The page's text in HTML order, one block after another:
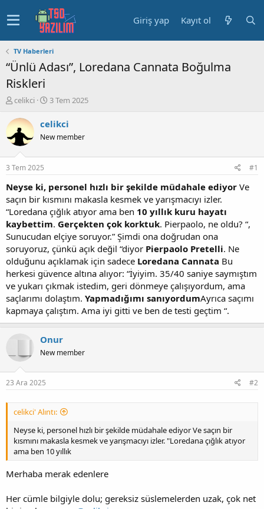
Giriş yap Kayıt ol
TV Haberleri
“Ünlü Adası”, Loredana Cannata Boğulma
Riskleri
K
n
u
y
b
a
ş
a
t
a
n
celikci
B
ş
a
ç
t
a
r
i
h
3 Tem 2025
celikci
New member
3 Tem 2025 #1
Neyse ki, personel hızlı bir şekilde müdahale ediyor Ve
saçın bir kısmını makasla kesmek ve yarışmacıyı izler.
“Loredana çığlık atıyor ama ben 10 yıllık kuru hayatı
kaybettim. Gerçekten çok korktuk. Pierpaolo, ne oldu? “,
Sunucudan elçiye soruyor.” Şimdi ona doğrudan ona
soruyoruz, çünkü açık değil “diyor Pierpaolo Pretelli. Ne
olduğunu açıklamak için sadece Loredana Cannata Bu
herkesi güvence altına alıyor: “İyiyim. 35/40 saniye saymıştım
ve yukarı çıkmak istedim, geri dönmeye çalışıyordum, ama
saçlarımı dolaştım. Yapmadığımı sanıyordumAyrıca saçımı
kapmaya çalıştım. Ama iyi gitti ve ben de testi geçtim “.
Onur
New member
23 Ara 2025 #2
celikci' Alıntı:
Neyse ki, personel hızlı bir şekilde müdahale ediyor Ve saçın bir
kısmını makasla kesmek ve yarışmacıyı izler. "Loredana çığlık atıyor
ama ben 10 yıllık
Merhaba merak edenlere
Her cümle bilgiyle dolu; gereksiz süslemelerden uzak, çok net